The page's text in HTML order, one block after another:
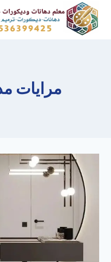
التجاوز
المحتوى
مرايات